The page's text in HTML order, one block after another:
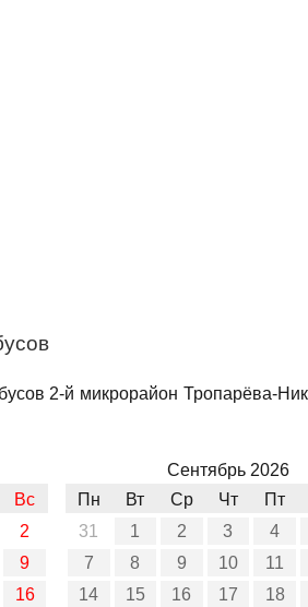
2-й микрорайон Тропарёва-
Вс
2
9
16
Сентябрь 2026
Пн
Вт Ср Чт Пт
31
1 2 3 4
7
8 9 10 11
14
15 16 17 18